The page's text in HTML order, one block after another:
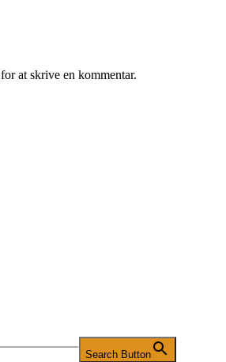
for at skrive en kommentar.
Search Button